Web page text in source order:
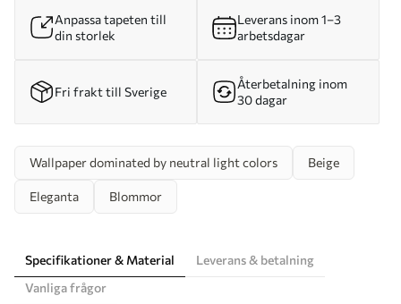
Anpassa tapeten till
din storlek
Leverans inom 1–3
arbetsdagar
Fri frakt till Sverige
Återbetalning inom
30 dagar
Wallpaper dominated by neutral light colors Beige
Eleganta Blommor
Specifikationer & Material
Leverans & betalning
Vanliga frågor